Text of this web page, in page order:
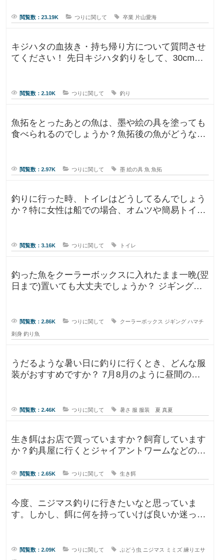
閲覧数：23.19K つりに関して 卒業 片山愛海
キジハタの血抜き・持ち帰り方について質問させ
てください！ 先日キジハタ釣りをして、30cm台
閲覧数：2.10K つりに関して 釣り
魚拓をとったあとの魚は、墨や絵の具を塗っても
食べられるのでしょうか？魚拓後の魚がどうなる
閲覧数：2.97K つりに関して 墨 絵の具 魚 魚拓
釣りに行った時、トイレはどうしてるんでしょう
か？特に女性は船での場合、オムツや簡易トイレ
閲覧数：3.16K つりに関して トイレ
釣った魚をクーラーボックスに入れたまま一晩(翌
日まで)置いても大丈夫でしょうか？ ジギングに
閲覧数：2.86K つりに関して クーラーボックス ジギング ハマチ
刺身 釣り魚
うだるような暑い日に釣りに行くとき、どんな服
装がおすすめですか？ 7月8月のように昼間の気
閲覧数：2.46K つりに関して 暑さ 服 服装 夏 真夏
生き餌はお店で買っていますか？飼育しています
か？釣具屋に行くとジャイアントワームなどの生
閲覧数：2.65K つりに関して 生き餌
今度、ニジマス釣りに行きたいなと思っていま
す。しかし、餌に何を持っていけば良いか迷って
閲覧数：2.09K つりに関して ぶどう虫 ニジマス ミミズ 練りエサ